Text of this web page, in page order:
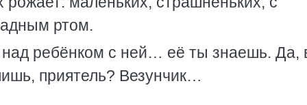
ртом.
ребёнком с ней… её ты знаешь. Да,
приятель? Везунчик…